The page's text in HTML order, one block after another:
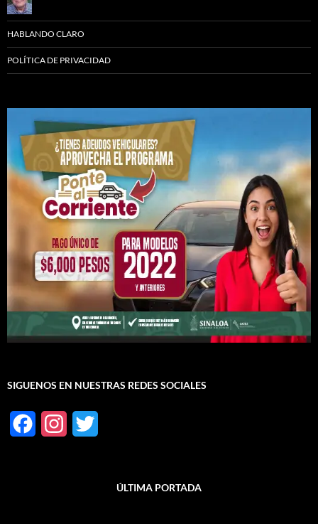
HABLANDO CLARO
POLÍTICA DE PRIVACIDAD
SIGUENOS EN NUESTRAS REDES SOCIALES
ÚLTIMA PORTADA